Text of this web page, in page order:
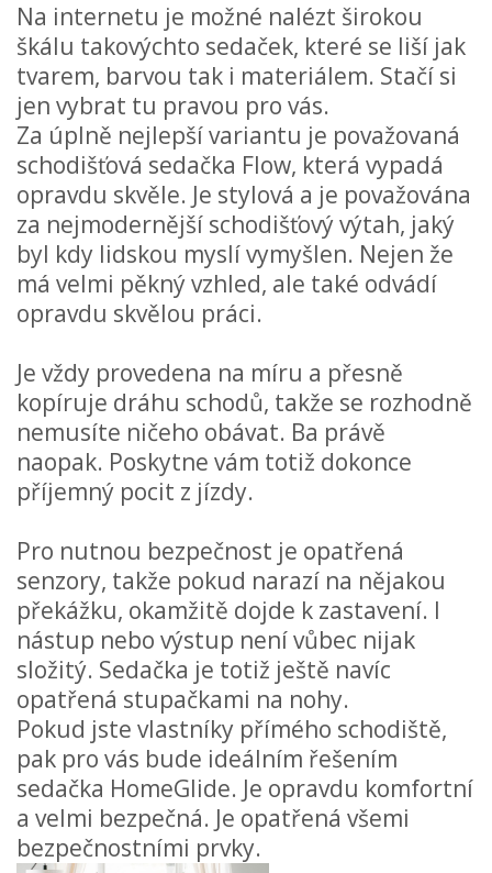
Na internetu je možné nalézt širokou
škálu takovýchto sedaček, které se liší jak
tvarem, barvou tak i materiálem. Stačí si
jen vybrat tu pravou pro vás.
Za úplně nejlepší variantu je považovaná
schodišťová sedačka Flow, která vypadá
opravdu skvěle. Je stylová a je považována
za nejmodernější schodišťový výtah, jaký
byl kdy lidskou myslí vymyšlen. Nejen že
má velmi pěkný vzhled, ale také odvádí
opravdu skvělou práci.
Je vždy provedena na míru a přesně
kopíruje dráhu schodů, takže se rozhodně
nemusíte ničeho obávat. Ba právě
naopak. Poskytne vám totiž dokonce
příjemný pocit z jízdy.
Pro nutnou bezpečnost je opatřená
senzory, takže pokud narazí na nějakou
překážku, okamžitě dojde k zastavení. I
nástup nebo výstup není vůbec nijak
složitý. Sedačka je totiž ještě navíc
opatřená stupačkami na nohy.
Pokud jste vlastníky přímého schodiště,
pak pro vás bude ideálním řešením
sedačka HomeGlide. Je opravdu komfortní
a velmi bezpečná. Je opatřená všemi
bezpečnostními prvky.